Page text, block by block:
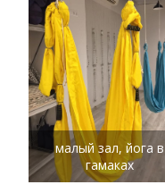
малый зал, йога в
гамаках